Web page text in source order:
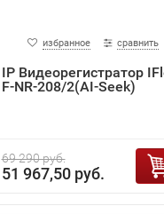
избранное сравнить
IP Видеорегистратор
F-NR-208/2(AI-Seek)
69 290 руб.
51 967,50 руб.